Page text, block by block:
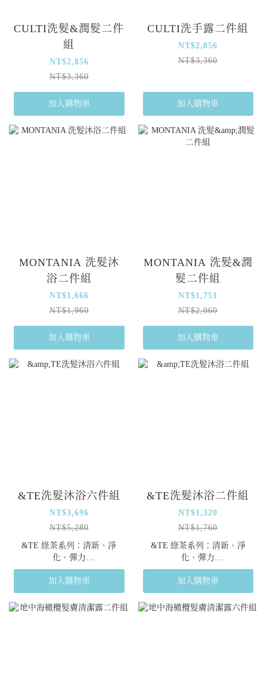
CULTI洗髮&潤髮二件
組
NT$2,856
NT$3,360
加入購物車
CULTI洗手露二件組
NT$2,856
NT$3,360
加入購物車
MONTANIA 洗髮沐
浴二件組
NT$1,666
NT$1,960
加入購物車
MONTANIA 洗髮&潤
髮二件組
NT$1,751
NT$2,060
加入購物車
&TE洗髮沐浴六件組
NT$3,696
NT$5,280
&TE 綠茶系列：清新、淨
化、彈力
這是一款專為喚醒身心活力設
計的洗沐護理系列。
雙重核心成分：
加入購物車
&TE洗髮沐浴二件組
NT$1,320
NT$1,760
&TE 綠茶系列：清新、淨
化、彈力
這是一款專為喚醒身心活力設
計的洗沐護理系列。
雙重核心成分：
加入購物車